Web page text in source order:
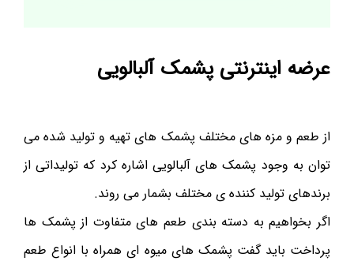
عرضه اینترنتی پشمک آلبالویی
از طعم و مزه های مختلف پشمک های تهیه و تولید شده می
توان به وجود پشمک های آلبالویی اشاره کرد که تولیداتی از
برندهای تولید کننده ی مختلف بشمار می روند.
اگر بخواهیم به دسته بندی طعم های متفاوت از پشمک ها
پرداخت باید گفت پشمک های میوه ای همراه با انواع طعم